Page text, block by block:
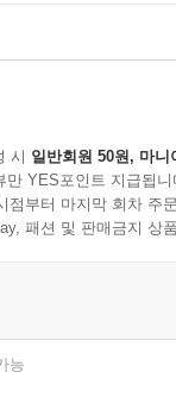
시 일반회원 50원, 마니
만 YES포인트 지급됩니
점부터 마지막 회차 주
패션 및 판매금지 상
능